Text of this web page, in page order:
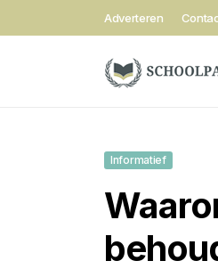
Adverteren
Informatief